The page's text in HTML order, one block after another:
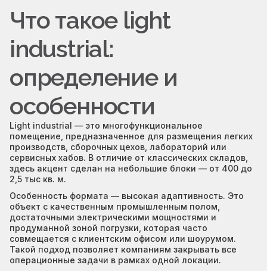
Что такое light
industrial:
определение и
особенности
Light industrial — это многофункциональное
помещение, предназначенное для размещения легких
производств, сборочных цехов, лабораторий или
сервисных хабов. В отличие от классических складов,
здесь акцент сделан на небольшие блоки — от 400 до
2,5 тыс кв. м.
Особенность формата — высокая адаптивность. Это
объект с качественным промышленным полом,
достаточными электрическими мощностями и
продуманной зоной погрузки, которая часто
совмещается с клиентским офисом или шоурумом.
Такой подход позволяет компаниям закрывать все
операционные задачи в рамках одной локации.